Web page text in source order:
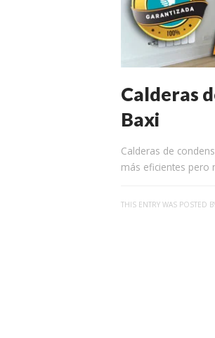
Calderas
Baxi
Calderas de
más eficientes pero
THIS ENTRY WAS POSTED